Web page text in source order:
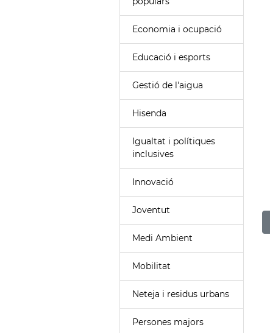
Economia i ocupació
Educació i esports
Gestió de l'aigua
Hisenda
Igualtat i polítiques
inclusives
Innovació
Joventut
Medi Ambient
Mobilitat
Neteja i residus urbans
Persones majors